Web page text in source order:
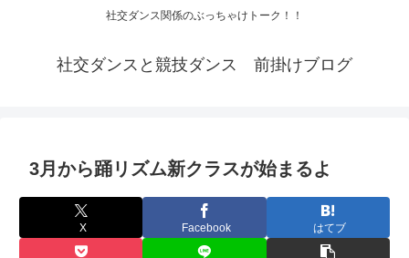
社交ダンス関係のぶっちゃけトーク！！
社交ダンスと競技ダンス 前掛けブログ
3月から踊リズム新クラスが始まるよ
X Facebook はてブ